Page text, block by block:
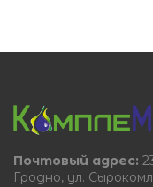
Почтовый адрес:
Гродно, ул.